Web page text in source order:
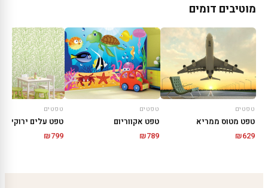
מוטיבים דומים
טפטים
טפט מטוס ממריא
₪629
טפטים
טפט אקווריום
₪789
טפטים
טפט עלים ירוקים
₪799